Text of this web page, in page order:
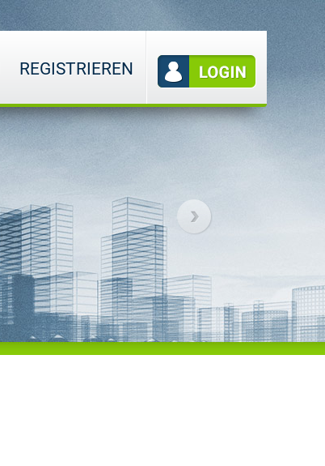
REGISTRIEREN